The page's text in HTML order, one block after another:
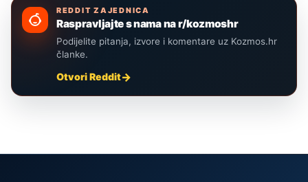
REDDIT ZAJEDNICA
Raspravljajte s nama na r/kozmoshr
Podijelite pitanja, izvore i komentare uz Kozmos.hr
članke.
Otvori Reddit